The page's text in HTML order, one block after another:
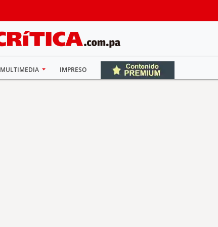
MULTIMEDIA IMPRESO